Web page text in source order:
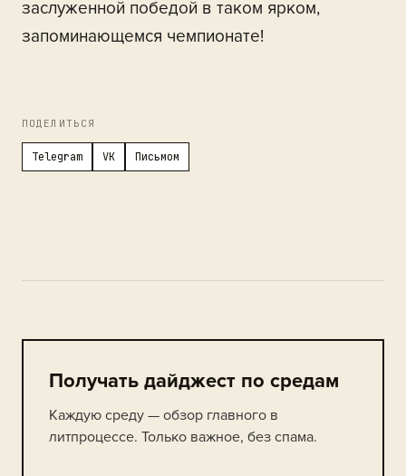
заслуженной победой в таком ярком,
запоминающемся чемпионате!
ПОДЕЛИТЬСЯ
Telegram VK Письмом
Получать дайджест по средам
Каждую среду — обзор главного в
литпроцессе. Только важное, без спама.